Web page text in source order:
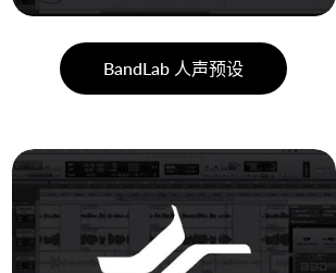
BandLab 人声预设